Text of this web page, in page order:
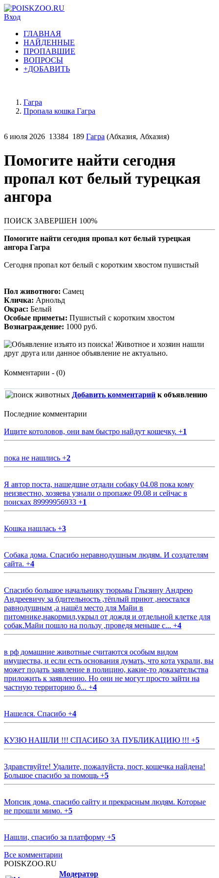
Вход
ГЛАВНАЯ
НАЙДЕННЫЕ
ПРОПАВШИЕ
ВОПРОСЫ
+ДОБАВИТЬ
Гагра
Пропала кошка Гагра
6 июля 2026 13384 189 Гагра (Абхазия, Абхазия)
Помогите найти сегодня
пропал кот белый турецкая
ангора
ПОИСК ЗАВЕРШЕН 100%
Помогите найти сегодня пропал кот белый турецкая
ангора Гагра
Сегодня пропал кот белый с коротким хвостом пушистый
Пол животного: Самец
Кличка: Арнольд
Окрас: Белый
Особые приметы: Пушистый с коротким хвостом
Вознаграждение: 1000 руб.
Комментарии - (0)
Добавить комментарий к объявлению
Последние комментарии
Ищите котоловов, они вам быстро найдут кошечку. +1
пока не нашлись +2
Я автор поста, нашедшие отдали собаку 04.08 пока кому
неизвестно, хозяева узнали о пропаже 09.08 и сейчас в
поисках 89999956933 +1
Кошка нашлась +3
Собака дома. Спасибо неравнодушным людям. И создателям
сайта. +4
Спасибо большое начальнику тюрьмы Глызину Андрею
Андреевичу за бдительность ,тёплый приют ,неостался
равнодушным ,а нашёл место для Майи в
питомнике,накормил,укрыл от дождя и отдельной клетке для
собак.Майи пошло на пользу ,проведя меньше с... +4
в рф домашние животные считаются особым видом
имущества, и если есть основания думать, что кота украли, вы
может подать заявление в полицию, какие-то доказательства
приложить к заявлению. Но они не могут просто зайти на
частную территорию б... +4
Нашелся. Спасибо +4
КУЗЮ НАШЛИ !!! СПАСИБО ЗА ПУБЛИКАЦИЮ !!! +5
Здравствуйте! Удалите, пожалуйста, пост, кошечка найдена!
Большое спасибо за помощь +5
Мопсик дома, спасибо сайту и прекрасным людям. Которые
не прошли мимо. +5
Нашли, спасибо за платформу +5
Все комментарии
POISKZOO.RU
Модератор